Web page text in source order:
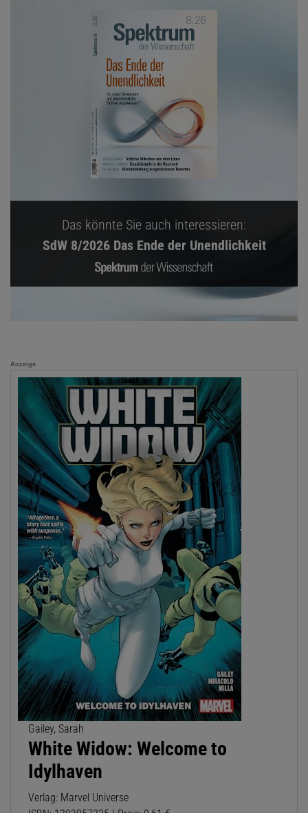
Das könnte Sie auch interessieren:
SdW 8/2026 Das Ende der Unendlichkeit
Anzeige
Gailey, Sarah
White Widow: Welcome to
Idylhaven
Verlag: Marvel Universe